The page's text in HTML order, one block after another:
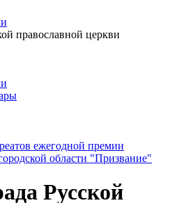
православной церкви
ежегодной премии
области "Призвание"
Русской